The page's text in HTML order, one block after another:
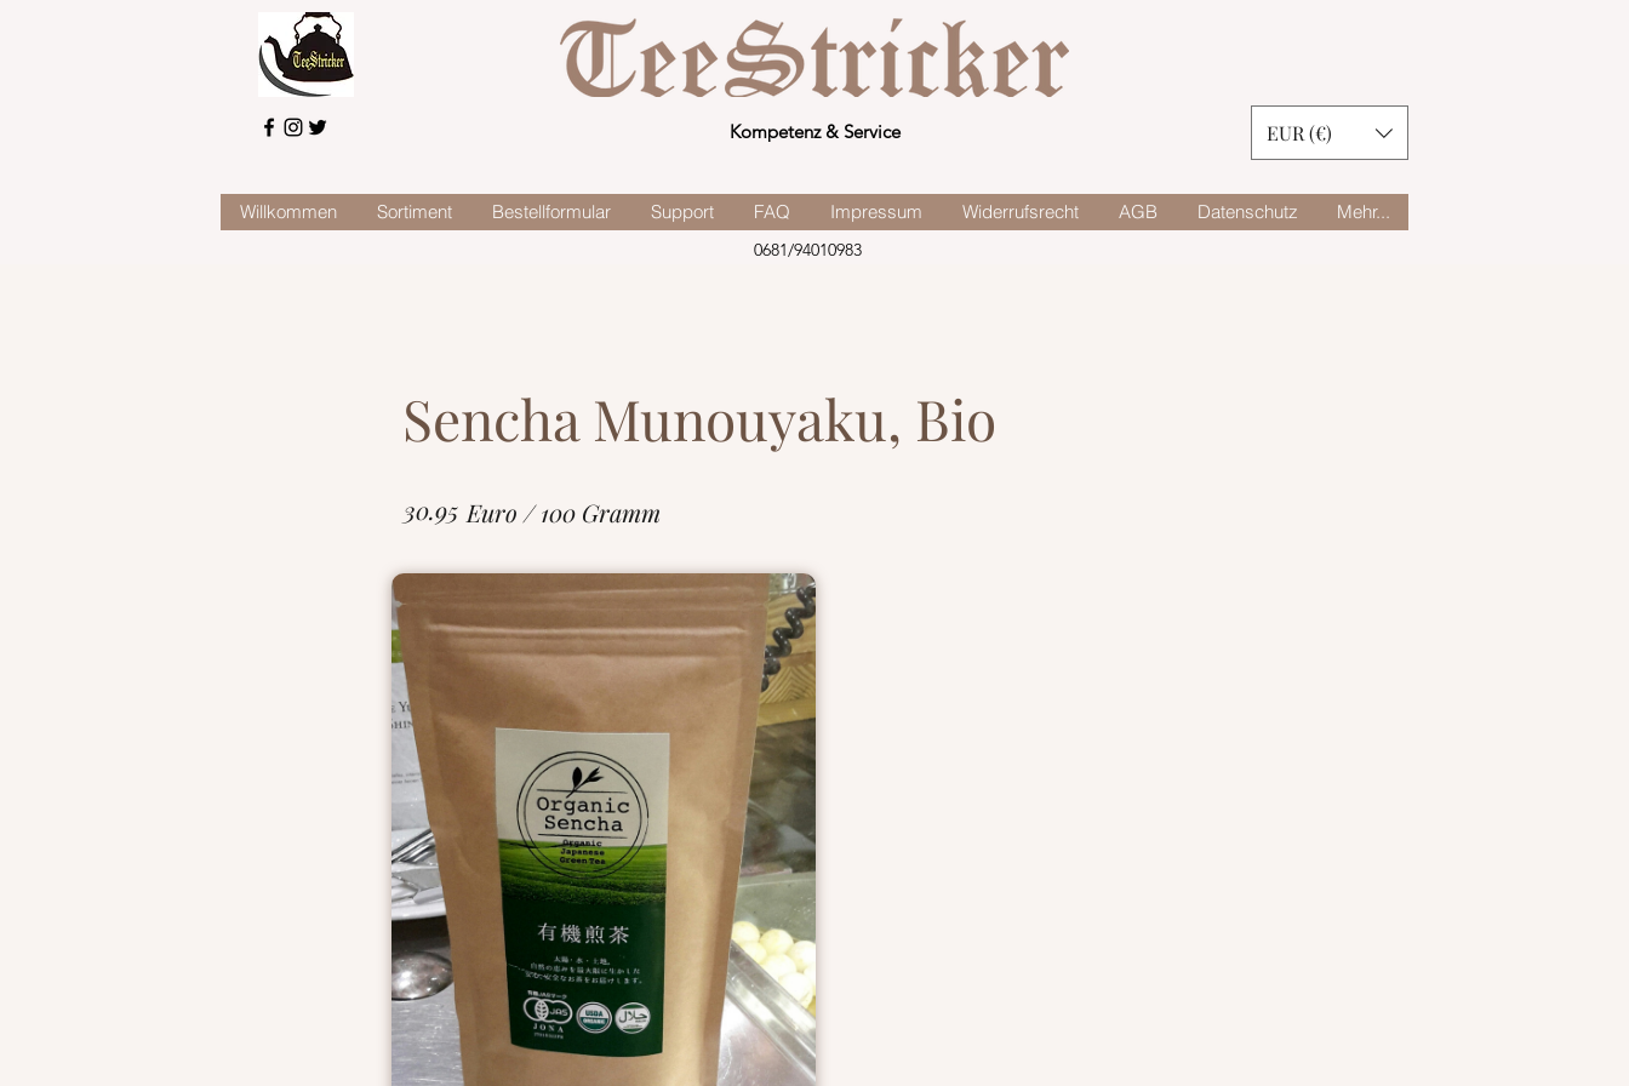
Kompetenz & Service EUR (€)
Willkommen Sortiment Bestellformular Support FAQ Impressum Widerrufsrecht AGB Datenschutz Mehr...
0681/94010983
Sencha Munouyaku, Bio
30.95 Euro / 100 Gramm